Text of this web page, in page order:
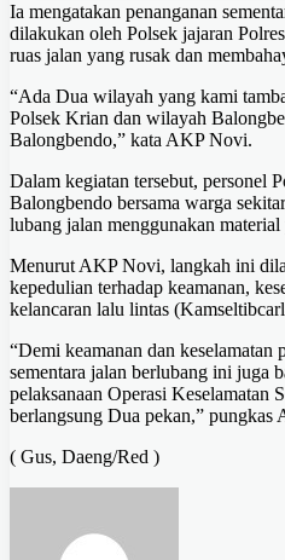
Ia mengatakan penanganan
dilakukan oleh Polsek jajaran
ruas jalan yang rusak dan
“Ada Dua wilayah yang kami
Polsek Krian dan wilayah
Balongbendo,” kata AKP Novi.
Dalam kegiatan tersebut, personel
Balongbendo bersama warga
lubang jalan menggunakan
Menurut AKP Novi, langkah ini
kepedulian terhadap keamanan,
kelancaran lalu lintas
“Demi keamanan dan keselamatan
sementara jalan berlubang ini juga
pelaksanaan Operasi Keselamatan
berlangsung Dua pekan,” pungkas
( Gus, Daeng/Red )